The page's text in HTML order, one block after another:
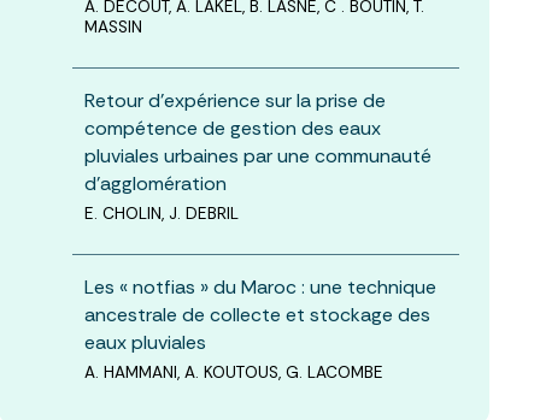
A. DECOUT, A. LAKEL, B. LASNE, C . BOUTIN, T.
MASSIN
Retour d’expérience sur la prise de
compétence de gestion des eaux
pluviales urbaines par une communauté
d’agglomération
E. CHOLIN, J. DEBRIL
Les « notfias » du Maroc : une technique
ancestrale de collecte et stockage des
eaux pluviales
A. HAMMANI, A. KOUTOUS, G. LACOMBE